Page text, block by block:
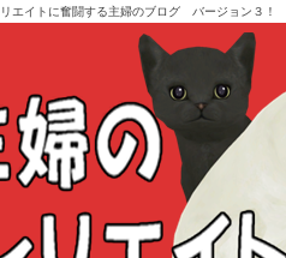
エイトに奮闘する主婦のブログ バージョン３！